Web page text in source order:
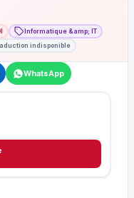
Informatique &amp; IT
indisponible
WhatsApp